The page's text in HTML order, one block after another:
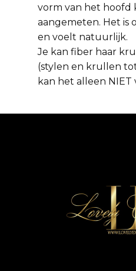
vorm van het hoofd
aangemeten. Het is
en voelt natuurlijk.
Je kan fiber haar
(stylen en krullen
kan het alleen NIET